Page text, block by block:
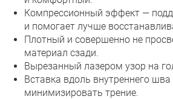
Компрессионный эффект —
и помогает лучше
Плотный и совершенно не
материал сзади.
Вырезанный лазером узор на
Вставка вдоль внутреннего шва
минимизировать трение.